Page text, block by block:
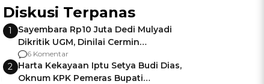
Diskusi Terpanas
1
Sayembara Rp10 Juta Dedi Mulyadi
Dikritik UGM, Dinilai Cermin
Gagalnya Negara Jamin Keamanan
6 Komentar
2 Harta Kekayaan Iptu Setya Budi Dias,
Oknum KPK Pemeras Bupati